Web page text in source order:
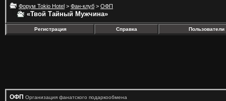
Форум Tokio Hotel > Фан-клуб > ОФП
«Твой Тайный Мужчина»
Регистрация Справка Пользователи
ОФП Организация фанатского подаркообмена